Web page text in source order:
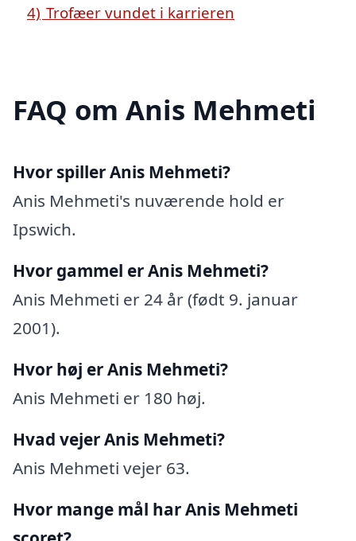
4) Trofæer vundet i karrieren
FAQ om Anis Mehmeti
Hvor spiller Anis Mehmeti?
Anis Mehmeti's nuværende hold er
Ipswich.
Hvor gammel er Anis Mehmeti?
Anis Mehmeti er 24 år (født 9. januar
2001).
Hvor høj er Anis Mehmeti?
Anis Mehmeti er 180 høj.
Hvad vejer Anis Mehmeti?
Anis Mehmeti vejer 63.
Hvor mange mål har Anis Mehmeti